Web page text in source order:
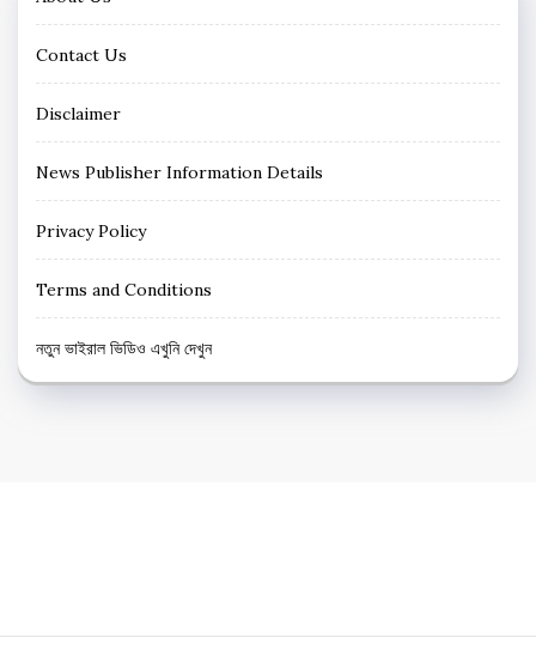
Contact Us
Disclaimer
News Publisher Information Details
Privacy Policy
Terms and Conditions
নতুন ভাইরাল ভিডিও এখুনি দেখুন